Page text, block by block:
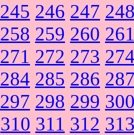
245 246 247
258 259 260
271 272 273
284 285 286
297 298 299
310 311 312